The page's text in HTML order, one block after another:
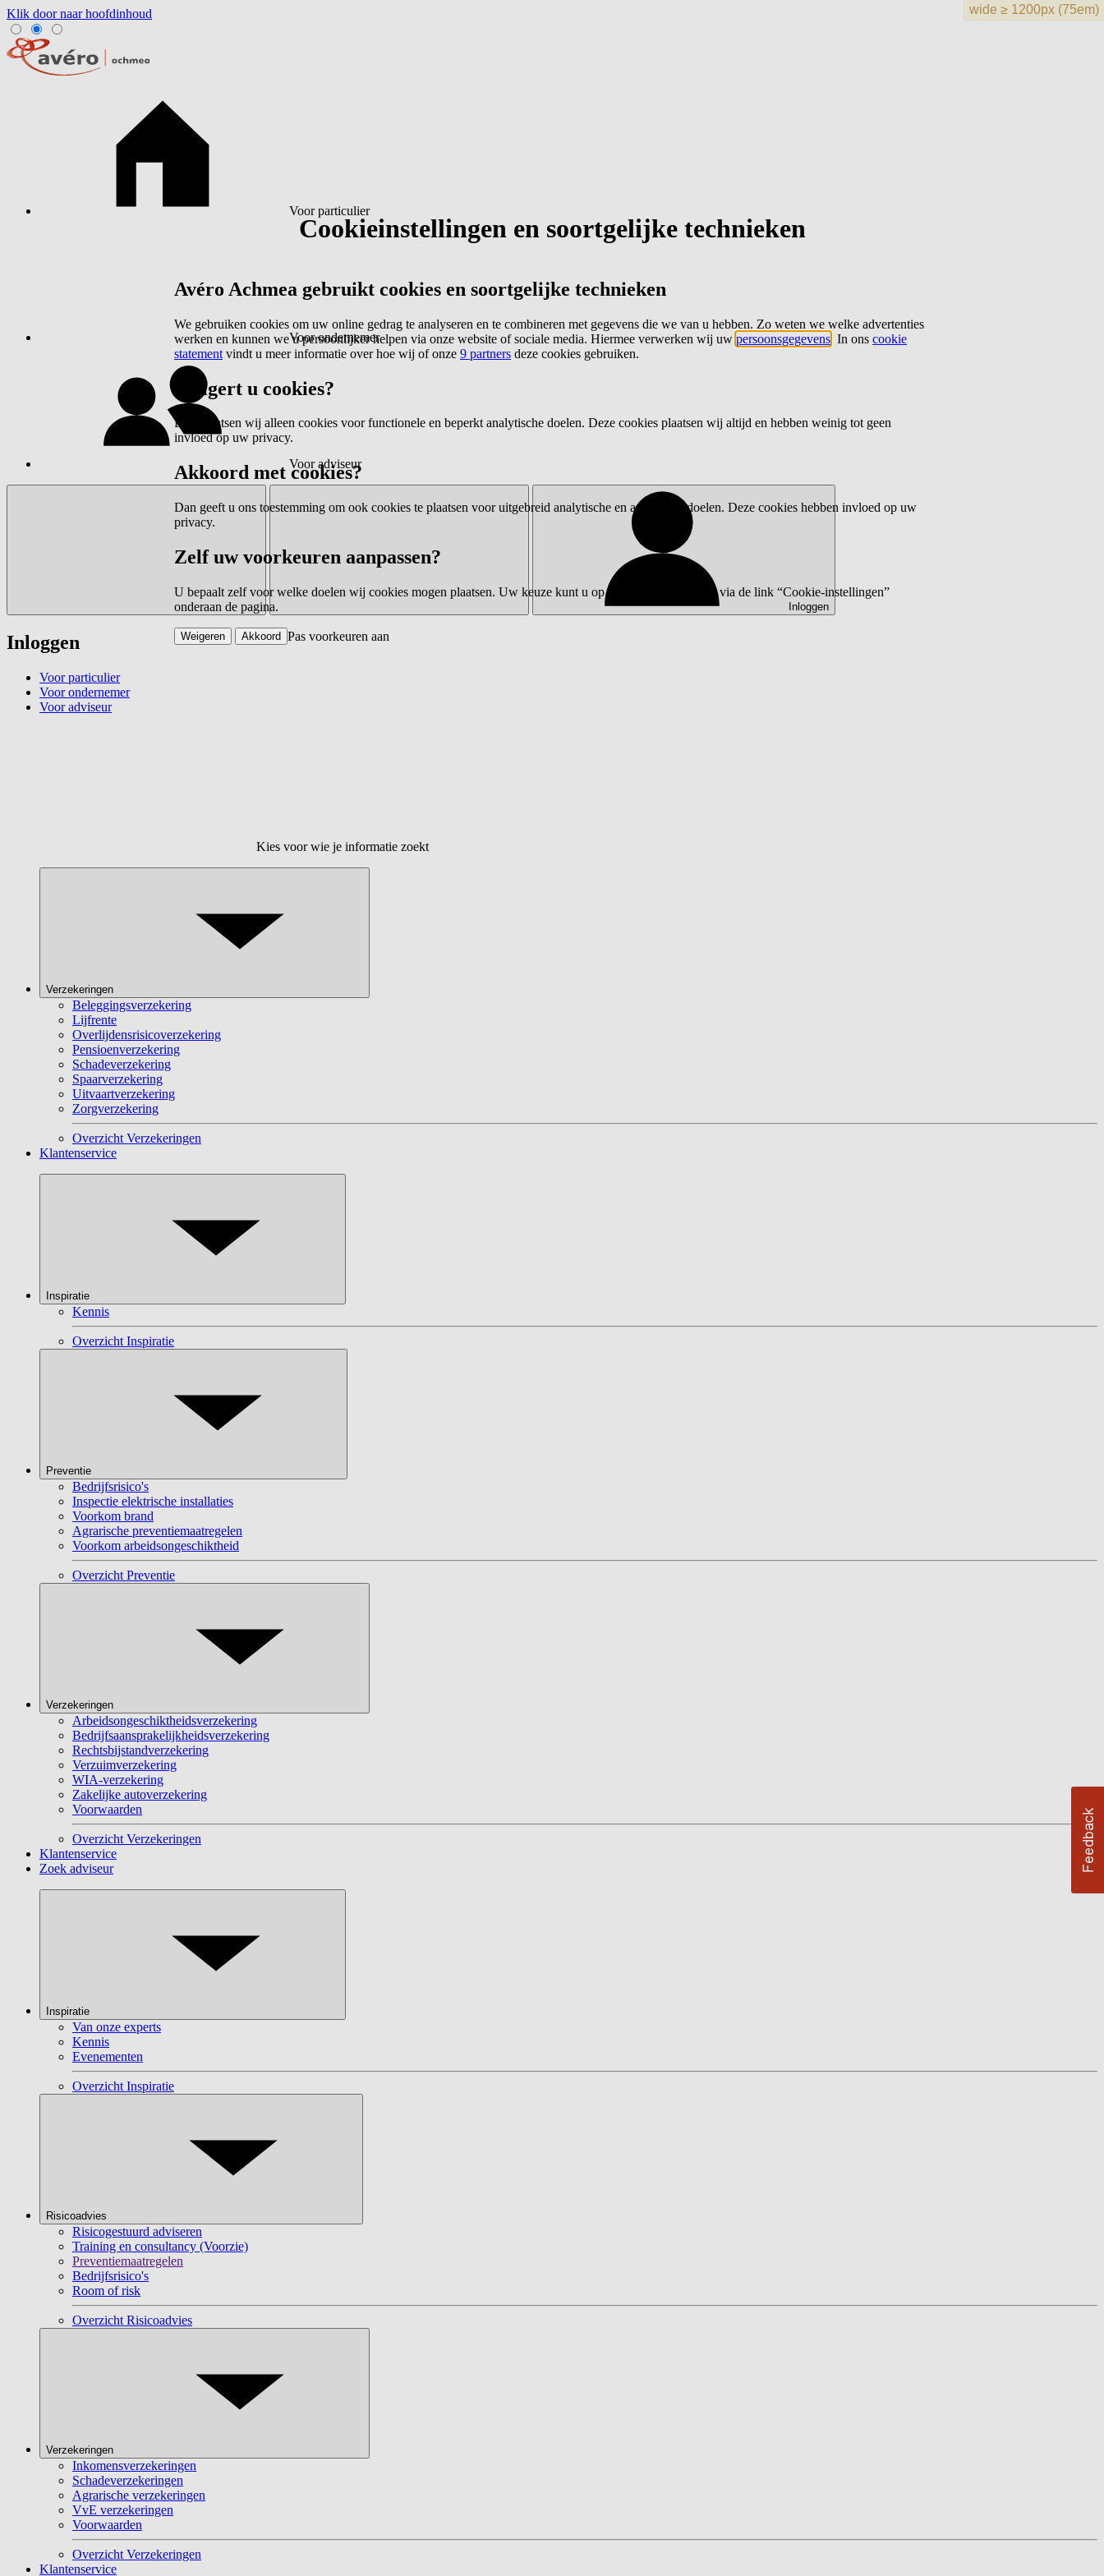
Klik door naar hoofdinhoud
Voor particulier
Voor ondernemer
Voor adviseur
Inloggen
Inloggen
Voor particulier
Voor ondernemer
Voor adviseur
Kies voor wie je informatie zoekt
Verzekeringen
Beleggingsverzekering
Lijfrente
Overlijdensrisicoverzekering
Pensioenverzekering
Schadeverzekering
Spaarverzekering
Uitvaartverzekering
Zorgverzekering
Overzicht Verzekeringen
Klantenservice
Inspiratie
Kennis
Overzicht Inspiratie
Preventie
Bedrijfsrisico's
Inspectie elektrische installaties
Voorkom brand
Agrarische preventiemaatregelen
Voorkom arbeidsongeschiktheid
Overzicht Preventie
Verzekeringen
Arbeidsongeschiktheidsverzekering
Bedrijfsaansprakelijkheidsverzekering
Rechtsbijstandverzekering
Verzuimverzekering
WIA-verzekering
Zakelijke autoverzekering
Voorwaarden
Overzicht Verzekeringen
Klantenservice
Zoek adviseur
Inspiratie
Van onze experts
Kennis
Evenementen
Overzicht Inspiratie
Risicoadvies
Risicogestuurd adviseren
Training en consultancy (Voorzie)
Preventiemaatregelen
Bedrijfsrisico's
Room of risk
Overzicht Risicoadvies
Verzekeringen
Inkomensverzekeringen
Schadeverzekeringen
Agrarische verzekeringen
VvE verzekeringen
Voorwaarden
Overzicht Verzekeringen
Klantenservice
Cookieinstellingen en soortgelijke technieken
Avéro Achmea gebruikt cookies en soortgelijke technieken
We gebruiken cookies om uw online gedrag te analyseren en te combineren met gegevens die we van u hebben. Zo weten we welke advertenties
werken en kunnen we u persoonlijker helpen via onze website of sociale media. Hiermee verwerken wij uw persoonsgegevens . In ons cookie
statement vindt u meer informatie over hoe wij of onze 9 partners deze cookies gebruiken.
Weigert u cookies?
Dan plaatsen wij alleen cookies voor functionele en beperkt analytische doelen. Deze cookies plaatsen wij altijd en hebben weinig tot geen
invloed op uw privacy.
Akkoord met cookies?
Dan geeft u ons toestemming om ook cookies te plaatsen voor uitgebreid analytische en advertentiedoelen. Deze cookies hebben invloed op uw
privacy.
Zelf uw voorkeuren aanpassen?
U bepaalt zelf voor welke doelen wij cookies mogen plaatsen. Uw keuze kunt u op elk moment wijzigen via de link “Cookie-instellingen”
onderaan de pagina.
Pas voorkeuren aan
Weigeren Akkoord